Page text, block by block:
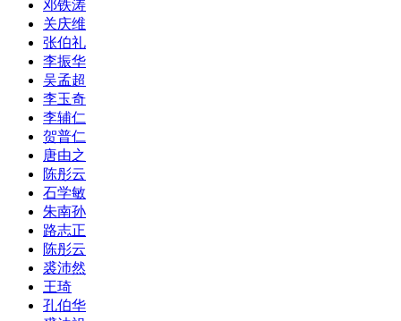
邓铁涛
关庆维
张伯礼
李振华
吴孟超
李玉奇
李辅仁
贺普仁
唐由之
陈彤云
石学敏
朱南孙
路志正
陈彤云
裘沛然
王琦
孔伯华